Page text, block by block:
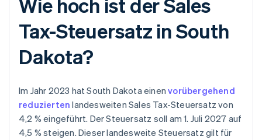
Wie hoch ist der Sales
Tax-Steuersatz in South
Dakota?
Im Jahr 2023 hat South Dakota einenvorübergehend
reduzierten landesweiten Sales Tax-Steuersatz von
4,2 % eingeführt. Der Steuersatz soll am 1. Juli 2027 auf
4,5 % steigen. Dieser landesweite Steuersatz gilt für